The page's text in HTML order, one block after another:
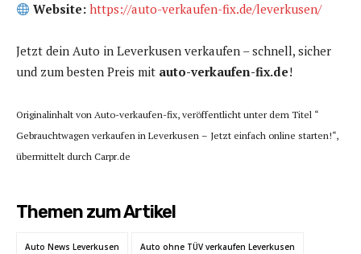
Website: https://auto-verkaufen-fix.de/leverkusen/
Jetzt dein Auto in Leverkusen verkaufen – schnell, sicher
und zum besten Preis mit auto-verkaufen-fix.de!
Originalinhalt von Auto-verkaufen-fix, veröffentlicht unter dem Titel “
Gebrauchtwagen verkaufen in Leverkusen – Jetzt einfach online starten!“,
übermittelt durch Carpr.de
Themen zum Artikel
Auto News Leverkusen Auto ohne TÜV verkaufen Leverkusen